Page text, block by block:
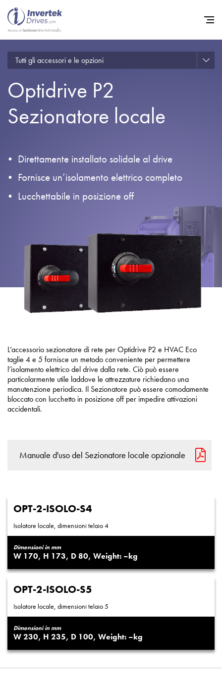
Tutti gli accessori e le opzioni
Optidrive P2
Sezionatore locale
Direttamente installato solidale al drive
Fornisce un’isolamento elettrico completo
Lucchettabile in posizione off
L’accessorio sezionatore di rete per Optidrive P2 e HVAC Eco
taglie 4 e 5 fornisce un metodo conveniente per permettere
l’isolamento elettrico del drive dalla rete. Ciò può essere
particolarmente utile laddove le attrezzature richiedano una
manutenzione periodica. Il Sezionatore può essere comodamente
bloccato con lucchetto in posizione off per impedire attivazioni
accidentali.
Manuale d'uso del Sezionatore locale opzionale
OPT-2-ISOLO-S4
Isolatore locale, dimensioni telaio 4
Dimensioni in mm
170 173 80 –
OPT-2-ISOLO-S5
Isolatore locale, dimensioni telaio 5
Dimensioni in mm
230 235 100 –
Home
Assistenza
Opportunità di lavoro
Informazioni
Informativa sulla privacy
Mappa del sito
iSource